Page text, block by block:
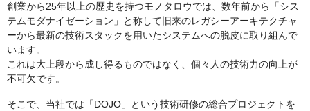
創業から25年以上の歴史を持つモノタロウでは、数年前から「シス
テムモダナイゼーション」と称して旧来のレガシーアーキテクチャ
ーから最新の技術スタックを用いたシステムへの脱皮に取り組んで
います。
これは大上段から成し得るものではなく、個々人の技術力の向上が
不可欠です。
そこで、当社では「DOJO」という技術研修の総合プロジェクトを